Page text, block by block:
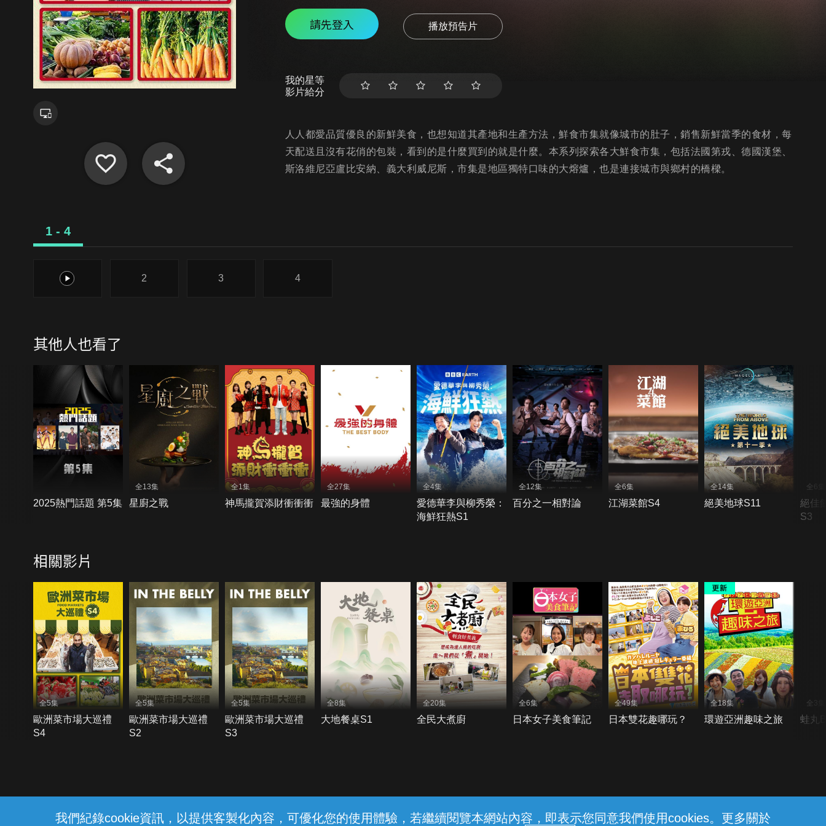
我們紀錄cookie資訊，以提供客製化內容，可優化您的使用體驗，若繼續閱覽本網站內容，即表示您同意我們使用cookies。更多關於
請先登入 播放預告片
我的星等
影片給分
人人都愛品質優良的新鮮美食，也想知道其產地和生產方法，鮮食市集就像城市的肚子，銷售新鮮當季的食材，每
天配送且沒有花俏的包裝，看到的是什麼買到的就是什麼。本系列探索各大鮮食市集，包括法國第戎、德國漢堡、
斯洛維尼亞盧比安納、義大利威尼斯，市集是地區獨特口味的大熔爐，也是連接城市與鄉村的橋樑。
1 - 4
1 2 3 4
其他人也看了
2025熱門話題 第5集
全13集
星廚之戰
全1集
神馬攏賀添財衝衝衝
全27集
最強的身體
全4集
愛德華李與柳秀榮：
海鮮狂熱S1
全12集
百分之一相對論
全6集
江湖菜館S4
全14集
絕美地球S11
全6集
絕佳
S3
相關影片
全5集
歐洲菜市場大巡禮
S4
全5集
歐洲菜市場大巡禮
S2
全5集
歐洲菜市場大巡禮
S3
全8集
大地餐桌S1
全20集
全民大煮廚
全6集
日本女子美食筆記
全49集
日本雙花趣哪玩？
全18集
環遊亞洲趣味之旅
全3集
蛙丸
線上客服 服務條款 隱私權保護